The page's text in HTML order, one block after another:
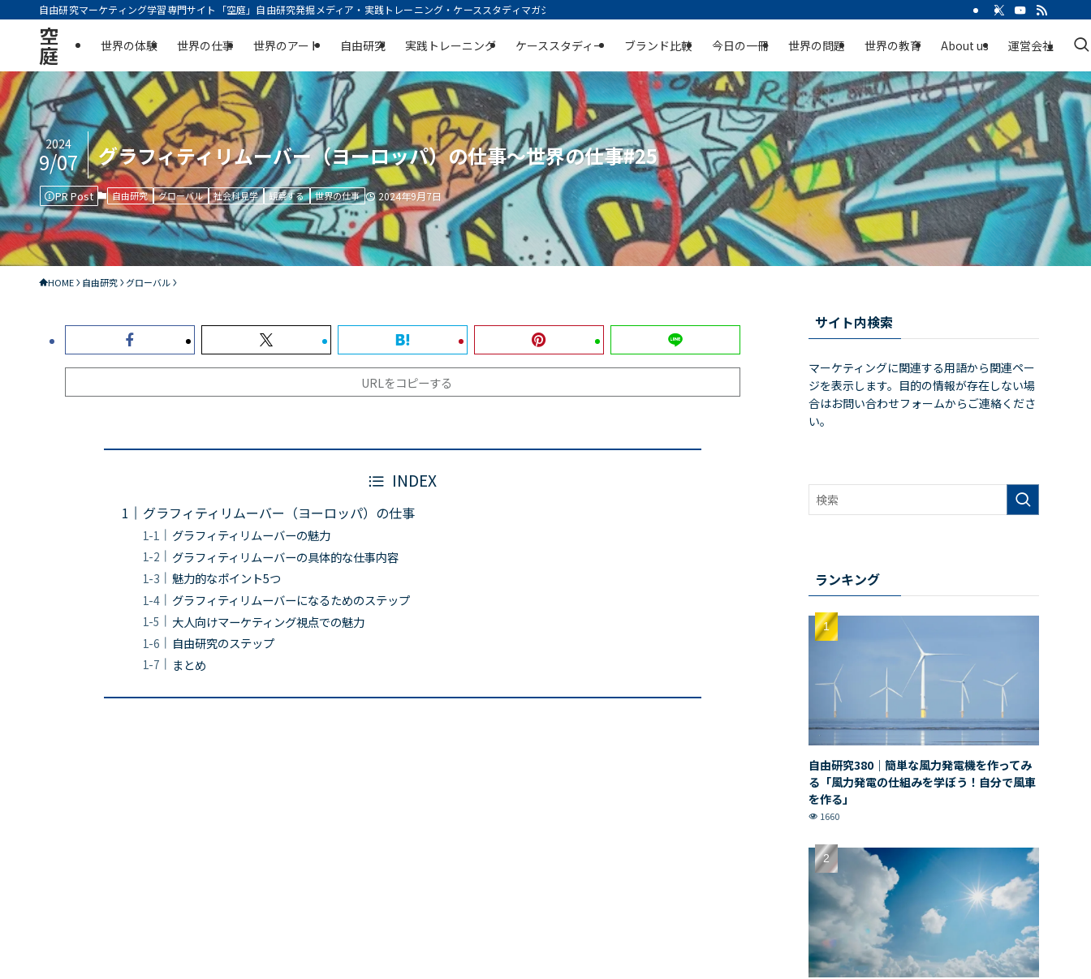
自由研究マーケティング学習専門サイト「空庭」自由研究発掘メディア・実践トレーニング・ケーススタディマガジン | 空庭
空
庭 世界の体験 世界の仕事 世界のアート 自由研究 実践トレーニング ケーススタディー ブランド比較 今日の一冊 世界の問題 世界の教育 About us 運営会社
グラフィティリムーバー（ヨーロッパ）の仕事〜世界の仕事#25
2024
9/07
PR Post 自由研究 グローバル 社会科見学 観察する 世界の仕事 2024年9月7日
HOME 自由研究 グローバル
URLをコピーする
INDEX
グラフィティリムーバー（ヨーロッパ）の仕事
グラフィティリムーバーの魅力
グラフィティリムーバーの具体的な仕事内容
魅力的なポイント5つ
グラフィティリムーバーになるためのステップ
大人向けマーケティング視点での魅力
自由研究のステップ
まとめ
サイト内検索
マーケティングに関連する用語から関連ペー
ジを表示します。目的の情報が存在しない場
合はお問い合わせフォームからご連絡くださ
い。
ランキング
自由研究380｜簡単な風力発電機を作ってみ
る「風力発電の仕組みを学ぼう！自分で風車
を作る」
1660